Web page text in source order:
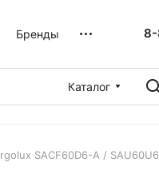
Бренды 8-
Каталог
SAСF60D6-A /